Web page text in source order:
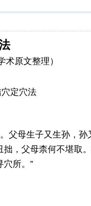
术原文整理）
定穴法
母生子又生孙，孙
，父母柰何不堪取
所。”